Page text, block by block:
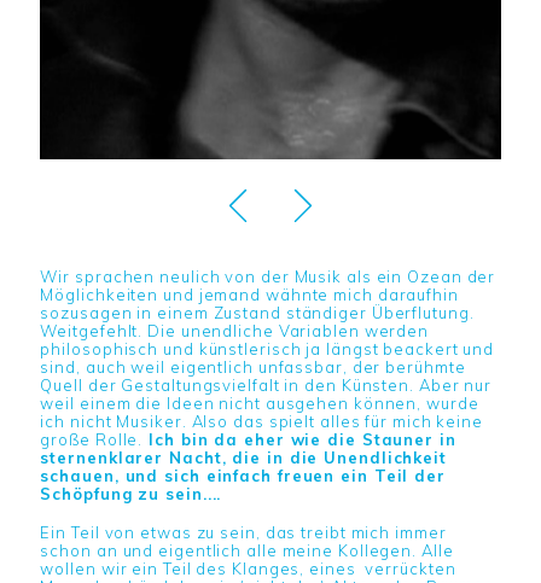
Wir sprachen neulich von der Musik als ein Ozean der
Möglichkeiten und jemand wähnte mich daraufhin
sozusagen in einem Zustand ständiger Überflutung.
Weitgefehlt. Die unendliche Variablen werden
philosophisch und künstlerisch ja längst beackert und
sind, auch weil eigentlich unfassbar, der berühmte
Quell der Gestaltungsvielfalt in den Künsten. Aber nur
weil einem die Ideen nicht ausgehen können, wurde
ich nicht Musiker. Also das spielt alles für mich keine
große Rolle.
Ich bin da eher wie die Stauner in
sternenklarer Nacht, die in die Unendlichkeit
schauen, und sich einfach freuen ein Teil der
Schöpfung zu sein....
Ein Teil von etwas zu sein, das treibt mich immer
schon an und eigentlich alle meine Kollegen. Alle
wollen wir ein Teil des Klanges, eines verrückten